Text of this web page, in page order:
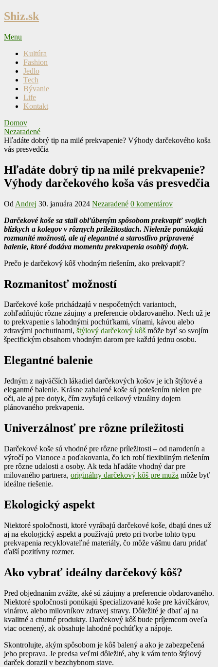
Skip
to
Shiz.sk
Menu
Kultúra
Fashion
Jedlo
Tech
Bývanie
Life
Kontakt
Domov
Nezaradené
Hľadáte dobrý tip na milé prekvapenie? Výhody darčekového koša
vás presvedčia
Hľadáte dobrý tip na milé prekvapenie?
Výhody darčekového koša vás presvedčia
Od Andrej 30. januára 2024 Nezaradené 0 komentárov
Darčekové koše sa stali obľúbeným spôsobom prekvapiť svojich
blízkych a kolegov v rôznych príležitostiach. Nielenže ponúkajú
rozmanité možnosti, ale aj elegantné a starostlivo pripravené
balenie, ktoré dodáva momentu prekvapenia osobitý dotyk.
Prečo je darčekový kôš vhodným riešením, ako prekvapiť?
Rozmanitosť možností
Darčekové koše prichádzajú v nespočetných variantoch,
zohľadňujúc rôzne záujmy a preferencie obdarovaného. Nech už je
to prekvapenie s lahodnými pochúťkami, vínami, kávou alebo
zdravými pochutinami, štýlový darčekový kôš môže byť so svojím
špecifickým obsahom vhodným darom pre každú jednu osobu.
Elegantné balenie
Jedným z najväčších lákadiel darčekových košov je ich štýlové a
elegantné balenie. Krásne zabalené koše sú potešením nielen pre
oči, ale aj pre dotyk, čím zvyšujú celkový vizuálny dojem
plánovaného prekvapenia.
Univerzálnosť pre rôzne príležitosti
Darčekové koše sú vhodné pre rôzne príležitosti – od narodenín a
výročí po Vianoce a poďakovania, čo ich robí flexibilným riešením
pre rôzne udalosti a osoby. Ak teda hľadáte vhodný dar pre
milovaného partnera, originálny darčekový kôš pre muža môže byť
ideálne riešenie.
Ekologický aspekt
Niektoré spoločnosti, ktoré vyrábajú darčekové koše, dbajú dnes už
aj na ekologický aspekt a používajú preto pri tvorbe tohto typu
prekvapenia recyklovateľné materiály, čo môže vášmu daru pridať
ďalší pozitívny rozmer.
Ako vybrať ideálny darčekový kôš?
Pred objednaním zvážte, aké sú záujmy a preferencie obdarovaného.
Niektoré spoločnosti ponúkajú špecializované koše pre kávičkárov,
vinárov, alebo milovníkov zdravej stravy. Dôležité je dbať aj na
kvalitné a chutné produkty. Darčekový kôš bude príjemcom oveľa
viac ocenený, ak obsahuje lahodné pochúťky a nápoje.
Skontrolujte, akým spôsobom je kôš balený a ako je zabezpečená
jeho preprava. Je predsa veľmi dôležité, aby k vám tento štýlový
darček dorazil v bezchybnom stave.